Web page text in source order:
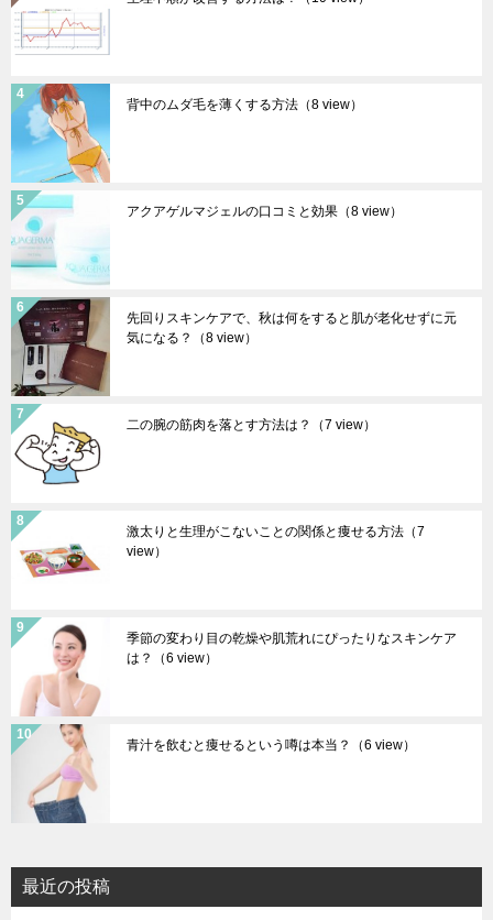
背中のムダ毛を薄くする方法 （8 view）
アクアゲルマジェルの口コミと効果 （8 view）
先回りスキンケアで、秋は何をすると肌が老化せずに元
気になる？
（8 view）
二の腕の筋肉を落とす方法は？ （7 view）
激太りと生理がこないことの関係と痩せる方法 （7
view）
季節の変わり目の乾燥や肌荒れにぴったりなスキンケア
は？
（6 view）
青汁を飲むと痩せるという噂は本当？ （6 view）
最近の投稿